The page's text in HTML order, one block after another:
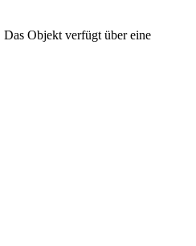
Objekt verfügt über eine